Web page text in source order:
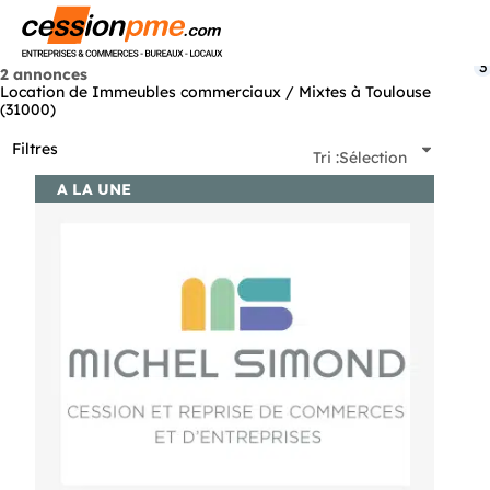
2 annonces
Location de Immeubles commerciaux / Mixtes à Toulouse
(31000)
Filtres
3
Tri :Sélection
A LA UNE